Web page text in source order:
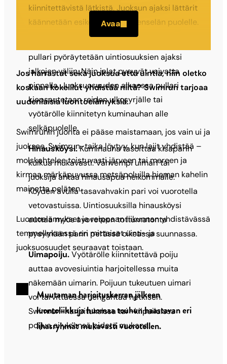
Avaa
kiinnitettävistä lätkistä. Juoksun ajaksi lättärit
käännetään esikerkiksi kämmenselän puolelle.
pullari pyöräytetään uintiosuuksien ajaksi
jalkojen väliin. Näin jalat pysyvät vaivatta
pinnalla. Juoksuosuuden alkaessa pullari
kiepsautetaan reiden ulkosyrjälle tai
vyötärölle kiinnitetyn kuminauhan alle
selkäpuolelle.
Hinausköysi.Kuminauha tasoittaa kisaparin
kulkua mukavasti. Vahvempi uimari tai
juoksija antaa hinausapua heikommalle.
Köyden avulla tasavahvakin pari voi vuorotella
vetovastuissa. Uintiosuuksilla hinausköysi
auttaa myös avoveteen tottumatonta
pysymään parin perässä oikeassa suunnassa.
Uimapoiju.Vyötärölle kiinnitettävä poiju
auttaa avovesiuintia harjoitellessa muita
näkemään uimarin. Poijuun tukeutuen uimari
voi tarvittaessa hengähtää hetkisen.
Swimrun-harjoituksissa tai -kilpailuissa
poijua ei yleensä pidetä mukana.
Jos harrastat sekä juoksua että uintia, niin oletko
koskaan kokeillut yhdistää niitä? Swimrun tarjoaa
uudenlaisia luontoelämyksiä.
Swimrunin juonta ei pääse maistamaan, jos vain ui ja
juoksee. Swimrun-taika löytyy, kun lajit yhdistää –
molskahtelee toistuvasti järveen tai mereen ja
kirmaa märkäpuvussa metsäpoluilla hieman kahelin
mainetta peläten.
Luontoelämykset ja reippaan liikunnan yhdistävässä
temmellyksessä eri mittaiset uinti- ja
juoksuosuudet seuraavat toistaan.
Muutaman harjoituskerran jälkeen
luontoliikkuja huomaa touhun haastavan eri
lihasryhmät mukavasti vuorotellen.